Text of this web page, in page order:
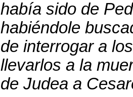
había sido de
habiéndole
de interrogar a
llevarlos a la
de Judea a